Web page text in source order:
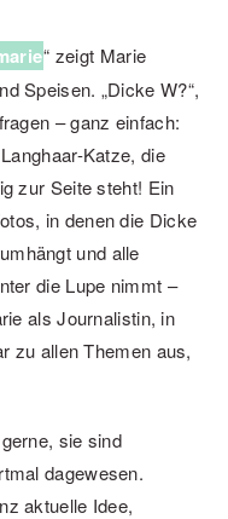
“ zeigt Marie
Speisen. „Dicke W?“,
– ganz einfach:
Katze, die
zur Seite steht! Ein
in denen die Dicke
und alle
die Lupe nimmt –
als Journalistin, in
zu allen Themen aus,
sie sind
dagewesen.
aktuelle Idee,